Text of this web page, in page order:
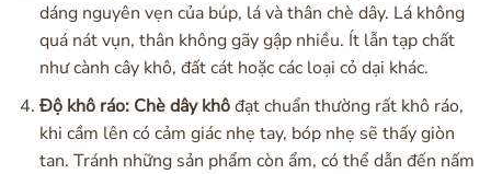
dáng nguyên vẹn của búp, lá và thân chè dây. Lá không
quá nát vụn, thân không gãy gập nhiều. Ít lẫn tạp chất
như cành cây khô, đất cát hoặc các loại cỏ dại khác.
Độ khô ráo: Chè dây khôđạt chuẩn thường rất khô ráo,
khi cầm lên có cảm giác nhẹ tay, bóp nhẹ sẽ thấy giòn
tan. Tránh những sản phẩm còn ẩm, có thể dẫn đến nấm